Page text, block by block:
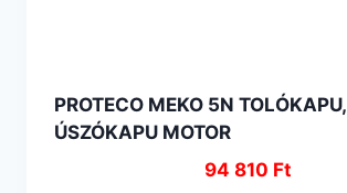
PROTECO MEKO 5N TOLÓKAPU,
ÚSZÓKAPU MOTOR
94 810 Ft